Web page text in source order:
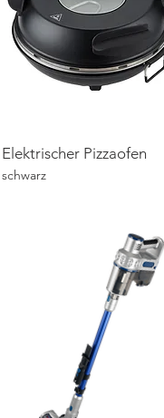
Elektrischer Pizzaofen
schwarz